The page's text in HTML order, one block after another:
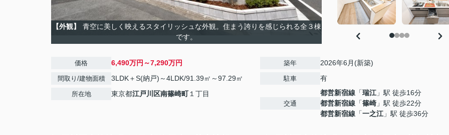
【外観】
青空に美しく映えるスタイリッシュな外観。住まう誇りを感じられる全３棟
です。
価格 6,490万円～7,290万円
間取り/建物面積 3LDK＋S(納戸)～4LDK/91.39㎡～97.29㎡
所在地 東京都江戸川区南篠崎町１丁目
築年 2026年6月(新築)
駐車 有
交通
都営新宿線 「瑞江 」駅 徒歩16分
都営新宿線 「篠崎 」駅 徒歩22分
都営新宿線 「一之江 」駅 徒歩36分